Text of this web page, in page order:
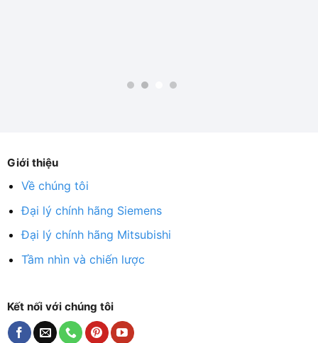
Giới thiệu
Về chúng tôi
Đại lý chính hãng Siemens
Đại lý chính hãng Mitsubishi
Tầm nhìn và chiến lược
Kết nối với chúng tôi